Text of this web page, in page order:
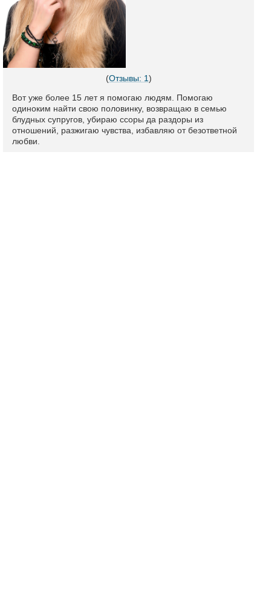
(Отзывы: 1)
Вот уже более 15 лет я помогаю людям. Помогаю
одиноким найти свою половинку, возвращаю в семью
блудных супругов, убираю ссоры да раздоры из
отношений, разжигаю чувства, избавляю от безответной
любви.